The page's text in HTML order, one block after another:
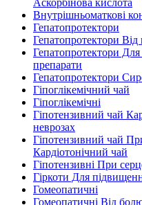
Аскорбінова кислота
Внутрішньоматкові
Гепатопротектори
Гепатопротектори Від
Гепатопротектори
препарати
Гепатопротектори
Гіпоглікемічний чай
Гіпоглікемічні
Гіпотензивний чай
неврозах
Гіпотензивний чай
Кардіотонічний чай
Гіпотензивні При
Гіркоти Для
Гомеопатичні
Гомеопатичні Від